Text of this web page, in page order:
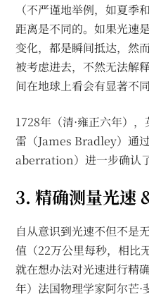
（不严谨地举例，如夏季
距离是不同的。如果光速
变化，都是瞬间抵达，然
被考虑进去，不然无法解
间在地球上看会有显著不同
1728年（清·雍正六年）
雷（James Bradley）通
aberration）进一步确认
3. 精确测量光速
自从意识到光速不但不是
值（22万公里每秒，相比
就在想办法对光速进行精
年）法国物理学家阿尔芒